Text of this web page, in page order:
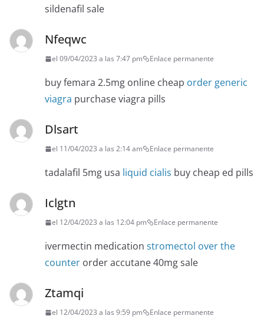
sildenafil sale
Nfeqwc
el 09/04/2023 a las 7:47 pm Enlace permanente
buy femara 2.5mg online cheap order generic
viagra purchase viagra pills
Dlsart
el 11/04/2023 a las 2:14 am Enlace permanente
tadalafil 5mg usa liquid cialis buy cheap ed pills
Iclgtn
el 12/04/2023 a las 12:04 pm Enlace permanente
ivermectin medication stromectol over the
counter order accutane 40mg sale
Ztamqi
el 12/04/2023 a las 9:59 pm Enlace permanente